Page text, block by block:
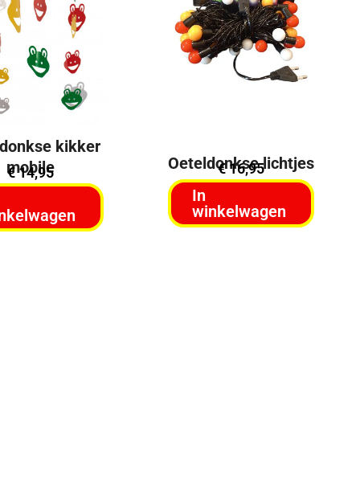
kikker
mobile
€14,95 Oeteldonkse lichtjes
€16,95
In
winkelwagen